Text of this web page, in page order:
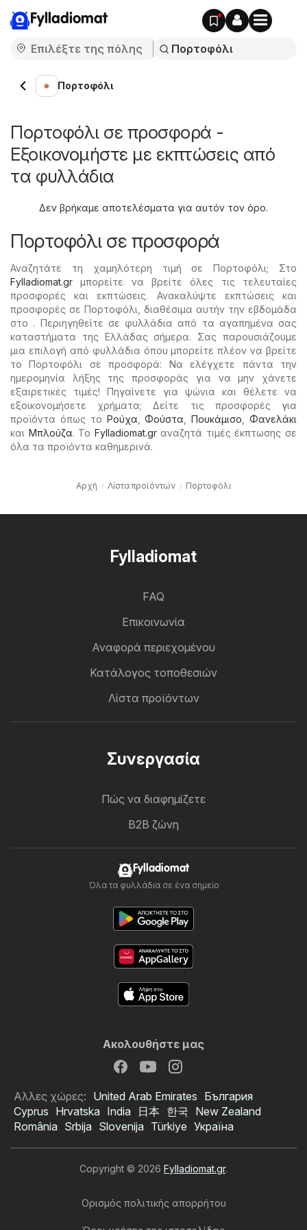
Fylladiomat
Πορτοφόλι
Πορτοφόλι σε προσφορά -
Εξοικονομήστε με εκπτώσεις από
τα φυλλάδια
Δεν βρήκαμε αποτελέσματα για αυτόν τον όρο.
Πορτοφόλι σε προσφορά
Αναζητάτε τη χαμηλότερη τιμή σε Πορτοφόλι; Στο
Fylladiomat.gr μπορείτε να βρείτε όλες τις τελευταίες
προσφορές και εκπτώσεις. Ανακαλύψτε εκπτώσεις και
προσφορές σε Πορτοφόλι, διαθέσιμα αυτήν την εβδομάδα
στο . Περιηγηθείτε σε φυλλάδια από τα αγαπημένα σας
καταστήματα της Ελλάδας σήμερα. Σας παρουσιάζουμε
μια επιλογή από φυλλάδια όπου μπορείτε πλέον να βρείτε
το Πορτοφόλι σε προσφορά: Να ελέγχετε πάντα την
ημερομηνία λήξης της προσφοράς για να μην χάνετε
εξαιρετικές τιμές! Πηγαίνετε για ψώνια και θέλετε να
εξοικονομήσετε χρήματα; Δείτε τις προσφορές για
προϊόντα όπως το Ρούχα ,Φούστα ,Πουκάμισο ,Φανελάκι
και Μπλούζα. Το Fylladiomat.grαναζητά τιμές έκπτωσης σε
όλα τα προϊόντα καθημερινά.
Αρχή Λίστα προϊόντων Πορτοφόλι
Fylladiomat
FAQ
Επικοινωνία
Αναφορά περιεχομένου
Κατάλογος τοποθεσιών
Λίστα προϊόντων
Συνεργασία
Πώς να διαφημίζετε
B2B ζώνη
Fylladiomat
Όλα τα φυλλάδια σε ένα σημείο
Ακολουθήστε μας
Αλλες χώρες: United Arab Emirates България
Cyprus Hrvatska India 日本 한국 New Zealand
România Srbija Slovenija Türkiye Україна
Copyright © 2026 Fylladiomat.gr.
Ορισμός πολιτικής απορρήτου